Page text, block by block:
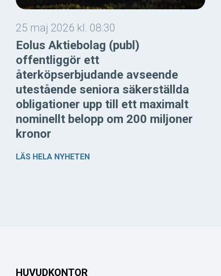
25 maj 2026 kl. 08:30
Eolus Aktiebolag (publ)
offentliggör ett
återköpserbjudande avseende
utestående seniora säkerställda
obligationer upp till ett maximalt
nominellt belopp om 200 miljoner
kronor
LÄS HELA NYHETEN
HUVUDKONTOR